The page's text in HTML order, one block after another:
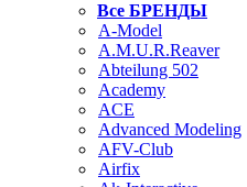
Все БРЕНДЫ
A-Model
A.M.U.R.Reaver
Abteilung 502
Academy
ACE
Advanced Modeling
AFV-Club
Airfix